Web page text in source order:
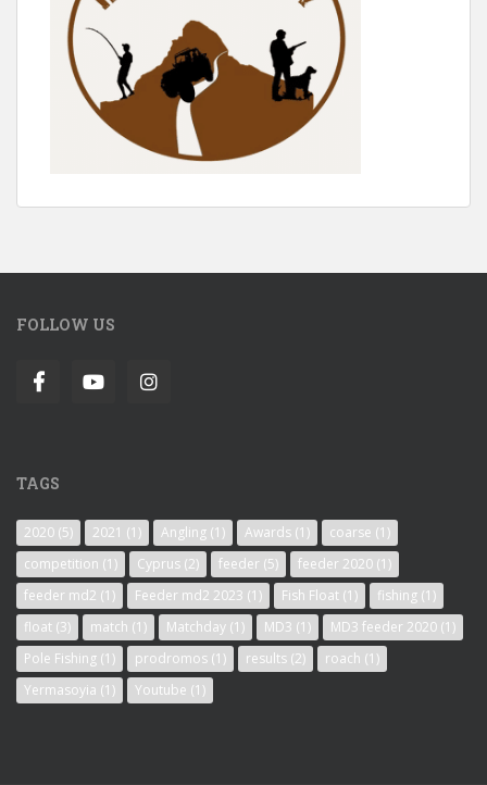
FOLLOW US
TAGS
2020 (5) 2021 (1) Angling (1) Awards (1) coarse (1)
competition (1) Cyprus (2) feeder (5) feeder 2020 (1)
feeder md2 (1) Feeder md2 2023 (1) Fish Float (1) fishing (1)
float (3) match (1) Matchday (1) MD3 (1) MD3 feeder 2020 (1)
Pole Fishing (1) prodromos (1) results (2) roach (1)
Yermasoyia (1) Youtube (1)